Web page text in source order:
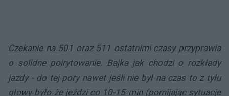
Czekanie na 501 oraz 511 ostatnimi czasy przyprawia
o solidne poirytowanie. Bajka jak chodzi o rozkłady
jazdy - do tej pory nawet jeśli nie był na czas to z tyłu
głowy było że jeździ co 10-15 min (pomijając sytuacje